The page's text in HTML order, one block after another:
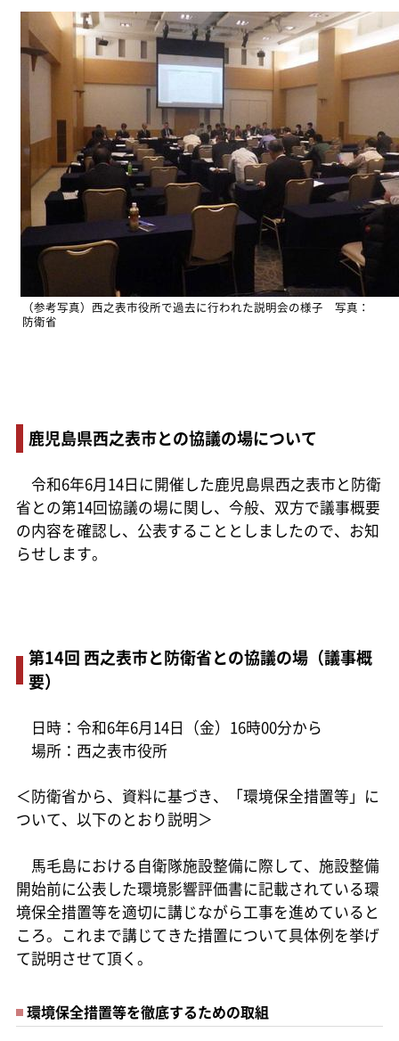
（参考写真）西之表市役所で過去に行われた説明会の様子 写真：
防衛省
鹿児島県西之表市との協議の場について
令和6年6月14日に開催した鹿児島県西之表市と防衛
省との第14回協議の場に関し、今般、双方で議事概要
の内容を確認し、公表することとしましたので、お知
らせします。
第14回 西之表市と防衛省との協議の場（議事概
要）
日時：令和6年6月14日（金）16時00分から
場所：西之表市役所
＜防衛省から、資料に基づき、「環境保全措置等」に
ついて、以下のとおり説明＞
馬毛島における自衛隊施設整備に際して、施設整備
開始前に公表した環境影響評価書に記載されている環
境保全措置等を適切に講じながら工事を進めていると
ころ。これまで講じてきた措置について具体例を挙げ
て説明させて頂く。
環境保全措置等を徹底するための取組